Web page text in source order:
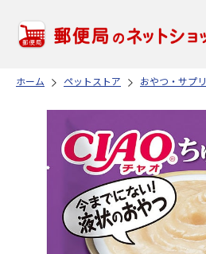
ホーム ペットストア おやつ・サプリ